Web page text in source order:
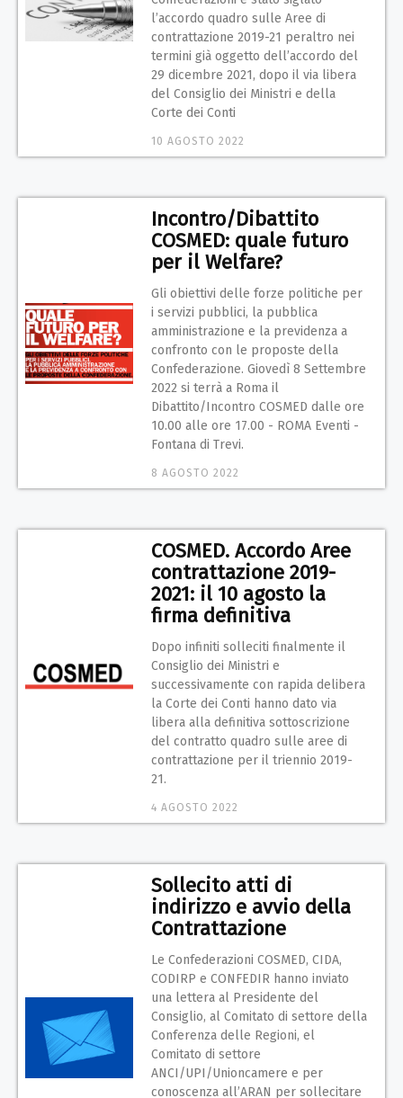
l’accordo quadro sulle Aree di
contrattazione 2019-21 peraltro nei
termini già oggetto dell’accordo del
29 dicembre 2021, dopo il via libera
del Consiglio dei Ministri e della
Corte dei Conti
10 AGOSTO 2022
Incontro/Dibattito
COSMED: quale futuro
per il Welfare?
Gli obiettivi delle forze politiche per
i servizi pubblici, la pubblica
amministrazione e la previdenza a
confronto con le proposte della
Confederazione. Giovedì 8 Settembre
2022 si terrà a Roma il
Dibattito/Incontro COSMED dalle ore
10.00 alle ore 17.00 - ROMA Eventi -
Fontana di Trevi.
8 AGOSTO 2022
COSMED. Accordo Aree
contrattazione 2019-
2021: il 10 agosto la
firma definitiva
Dopo infiniti solleciti finalmente il
Consiglio dei Ministri e
successivamente con rapida delibera
la Corte dei Conti hanno dato via
libera alla definitiva sottoscrizione
del contratto quadro sulle aree di
contrattazione per il triennio 2019-
21.
4 AGOSTO 2022
Sollecito atti di
indirizzo e avvio della
Contrattazione
Le Confederazioni COSMED, CIDA,
CODIRP e CONFEDIR hanno inviato
una lettera al Presidente del
Consiglio, al Comitato di settore della
Conferenza delle Regioni, el
Comitato di settore
ANCI/UPI/Unioncamere e per
conoscenza all’ARAN per sollecitare